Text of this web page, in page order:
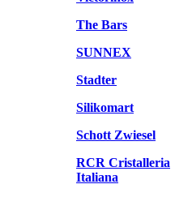
The Bars
SUNNEX
Stadter
Silikomart
Schott Zwiesel
RCR Cristalleria
Italiana